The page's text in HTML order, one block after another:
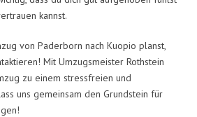
kannst.
von Paderborn nach Kuopio planst,
Mit Umzugsmeister Rothstein
zu einem stressfreien und
uns gemeinsam den Grundstein für